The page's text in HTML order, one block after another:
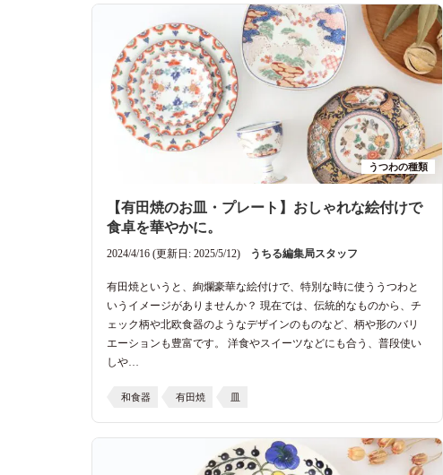
うつわの種類
【有田焼のお皿・プレート】おしゃれな絵付けで
食卓を華やかに。
2024/4/16 (更新日: 2025/5/12) うちる編集局スタッフ
有田焼というと、絢爛豪華な絵付けで、特別な時に使ううつわと
いうイメージがありませんか？ 現在では、伝統的なものから、チ
ェック柄や北欧食器のようなデザインのものなど、柄や形のバリ
エーションも豊富です。 洋食やスイーツなどにも合う、普段使い
しや…
和食器 有田焼 皿